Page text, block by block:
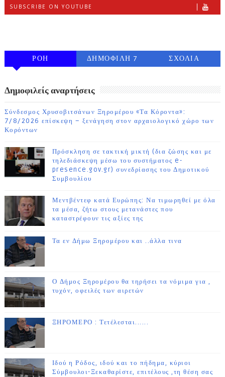
SUBSCRIBE ON YOUTUBE
ΡΟΗ
ΔΗΜΟΦΙΛΗ 7
ΣΧΟΛΙΑ
Δημοφιλείς αναρτήσεις
Σύνδεσμος Χρυσοβιτσάνων Ξηρομέρου «Τα Κόροντα»:
7/8/2026 επίσκεψη – ξενάγηση στον αρχαιολογικό χώρο των
Κορόντων
Πρόσκληση σε τακτική μικτή (δια ζώσης και με
τηλεδιάσκεψη μέσω του συστήματος e-
presence.gov.gr) συνεδρίασης του Δημοτικού
Συμβουλίου
Μεντβέντεφ κατά Ευρώπης: Να τιμωρηθεί με όλα
τα μέσα, ζήτω στους μετανάστες που
καταστρέφουν τις αξίες της
Τα εν Δήμω Ξηρομέρου και ..άλλα τινα
Ο Δήμος Ξηρομέρου θα τηρήσει τα νόμιμα για ,
τυχόν, οφειλές των αιρετών
ΞΗΡΟΜΕΡΟ : Τετέλεσται......
Ιδού η Ρόδος, ιδού και το πήδημα, κύριοι
Σύμβουλοι-Ξεκαθαρίστε, επιτέλους ,τη θέση σας